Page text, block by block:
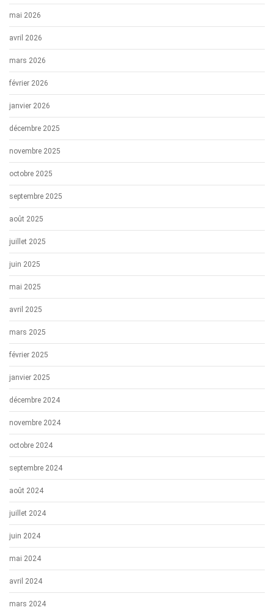
mai 2026
avril 2026
mars 2026
février 2026
janvier 2026
décembre 2025
novembre 2025
octobre 2025
septembre 2025
août 2025
juillet 2025
juin 2025
mai 2025
avril 2025
mars 2025
février 2025
janvier 2025
décembre 2024
novembre 2024
octobre 2024
septembre 2024
août 2024
juillet 2024
juin 2024
mai 2024
avril 2024
mars 2024